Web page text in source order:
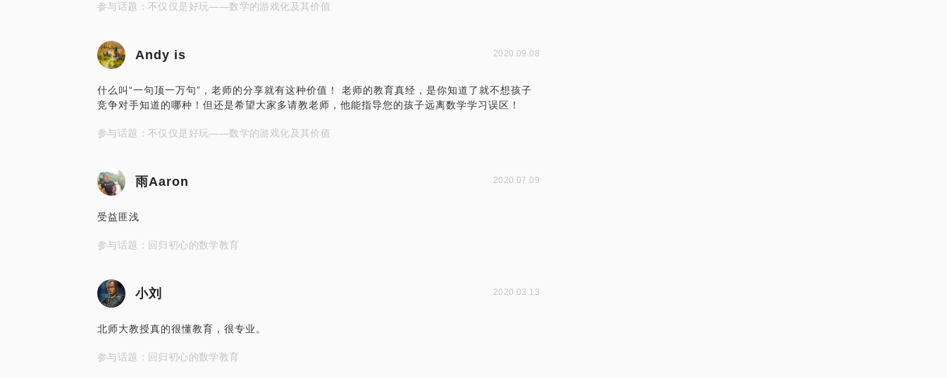
参与话题：不仅仅是好玩——数学的游戏化及其价值
Andy is 2020.09.08
什么叫“一句顶一万句”，老师的分享就有这种价值！ 老师的教育真经，是你知道了就不想孩子
竞争对手知道的哪种！但还是希望大家多请教老师，他能指导您的孩子远离数学学习误区！
参与话题：不仅仅是好玩——数学的游戏化及其价值
雨Aaron 2020.07.09
受益匪浅
参与话题：回归初心的数学教育
小刘 2020.03.13
北师大教授真的很懂教育，很专业。
参与话题：回归初心的数学教育